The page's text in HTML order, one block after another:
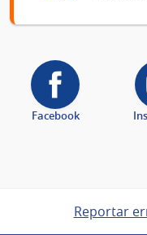
Facebook
Reportar